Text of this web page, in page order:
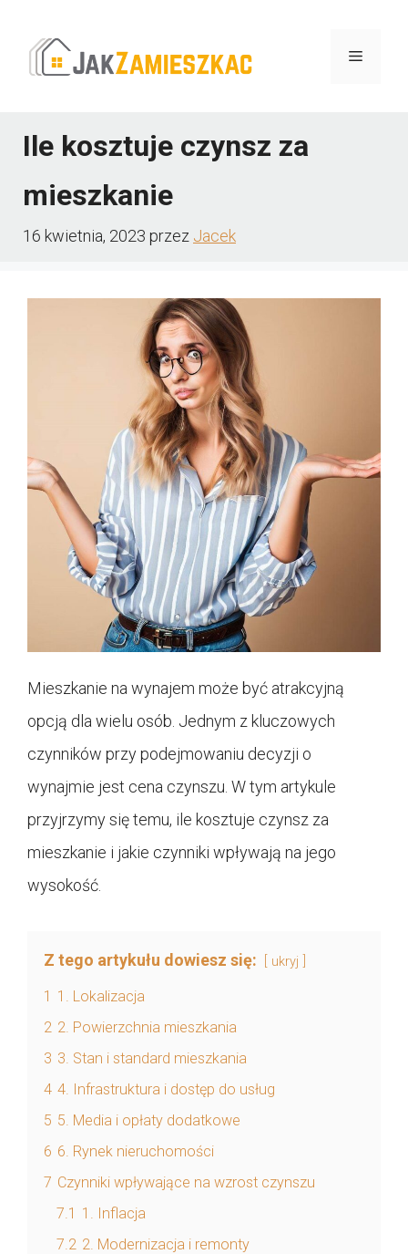
treści
Menu
Ile kosztuje czynsz za
mieszkanie
16 kwietnia, 2023 przez Jacek
Mieszkanie na wynajem może być atrakcyjną
opcją dla wielu osób. Jednym z kluczowych
czynników przy podejmowaniu decyzji o
wynajmie jest cena czynszu. W tym artykule
przyjrzymy się temu, ile kosztuje czynsz za
mieszkanie i jakie czynniki wpływają na jego
wysokość.
Z tego artykułu dowiesz się: ukryj
1 1. Lokalizacja
2 2. Powierzchnia mieszkania
3 3. Stan i standard mieszkania
4 4. Infrastruktura i dostęp do usług
5 5. Media i opłaty dodatkowe
6 6. Rynek nieruchomości
7 Czynniki wpływające na wzrost czynszu
7.1 1. Inflacja
7.2 2. Modernizacja i remonty